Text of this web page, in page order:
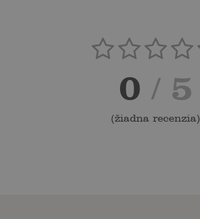
0 / 5
(žiadna recenzia)